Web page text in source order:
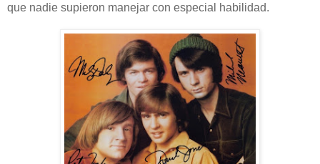
que nadie supieron manejar con especial habilidad.